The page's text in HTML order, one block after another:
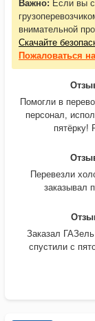
Важно: Если вы
внимательной
Скачайте
Пожаловаться
Помогли в
персонал,
пятёрку!
Перевезли
заказывал
Заказал
спустили с